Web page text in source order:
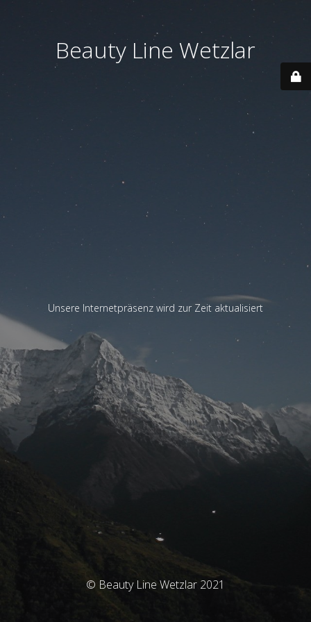
Beauty Line Wetzlar
Unsere Internetpräsenz wird zur Zeit aktualisiert
© Beauty Line Wetzlar 2021